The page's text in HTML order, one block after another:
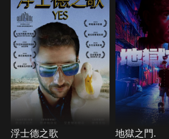
浮士德之歌 地獄之門.